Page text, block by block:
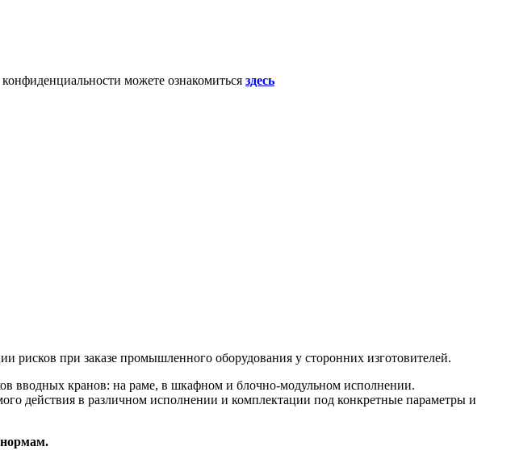
можете ознакомиться здесь
рисков при заказе промышленного оборудования у сторонних изготовителей.
вводных кранов: на раме, в шкафном и блочно-модульном исполнении.
действия в различном исполнении и комплектации под конкретные параметры и
нормам.